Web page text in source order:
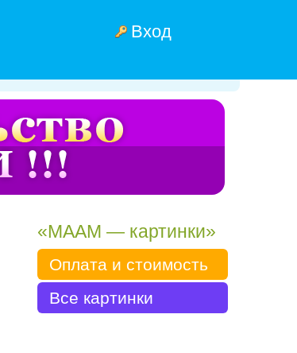
Вход
«МААМ — картинки»
Оплата и стоимость
Все картинки